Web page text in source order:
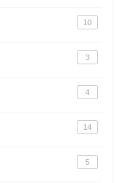
10
3
4
14
5